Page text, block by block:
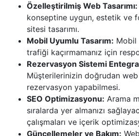
Özelleştirilmiş Web Tasarımı:
konseptine uygun, estetik ve
sitesi tasarımı.
Mobil Uyumlu Tasarım: Mobil
trafiği kaçırmamanız için
Rezervasyon Sistemi
Müşterilerinizin doğrudan
rezervasyon yapabilmesi.
SEO Optimizasyonu: Arama
sıralarda yer almanızı
çalışmaları ve içerik
Güncellemeler ve Bakım: